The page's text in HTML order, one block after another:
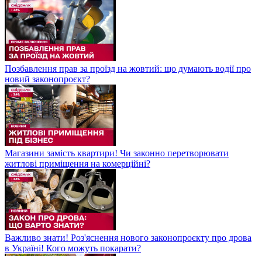
Позбавлення прав за проїзд на жовтий: що думають водії про
новий законопроєкт?
Магазини замість квартири! Чи законно перетворювати
житлові приміщення на комерційні?
Важливо знати! Роз'яснення нового законопроєкту про дрова
в Україні! Кого можуть покарати?